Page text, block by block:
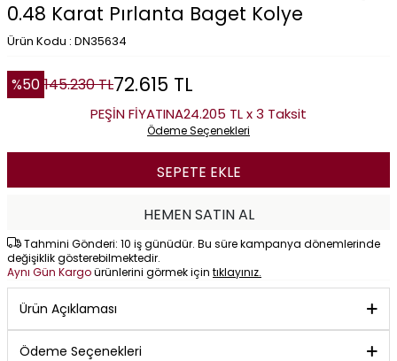
0.48 Karat Pırlanta Baget Kolye
Ürün Kodu : DN35634
%50 145.230TL72.615 TL
PEŞİN FİYATINA24.205 TL x 3 Taksit
Ödeme Seçenekleri
SEPETE EKLE
HEMEN SATIN AL
Tahmini Gönderi: 10 iş günüdür. Bu süre kampanya dönemlerinde
değişiklik gösterebilmektedir.
Aynı Gün Kargoürünlerini görmek için tıklayınız.
Ürün Açıklaması
Ödeme Seçenekleri